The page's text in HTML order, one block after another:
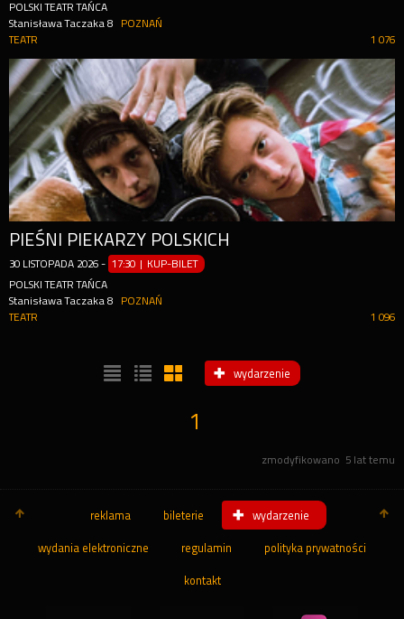
POLSKI TEATR TAŃCA
Stanisława Taczaka 8
POZNAŃ
1 076
TEATR
PIEŚNI PIEKARZY POLSKICH
30 LISTOPADA 2026 - 17:30 | KUP-BILET
POLSKI TEATR TAŃCA
Stanisława Taczaka 8
POZNAŃ
1 096
TEATR
wydarzenie
1
zmodyfikowano 5 lat temu
reklama bileterie wydarzenie
wydania elektroniczne regulamin polityka prywatności
kontakt